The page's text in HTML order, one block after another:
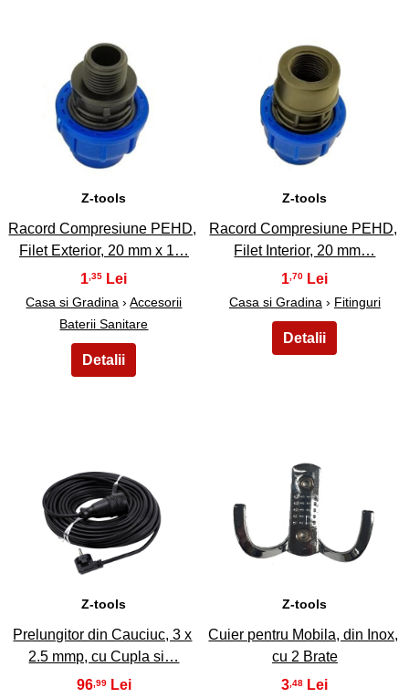
21
Z-tools
Racord Compresiune PEHD,
Filet Exterior, 20 mm x 1…
1,35
Casa si Gradina ›Accesorii
Baterii Sanitare
22
Z-tools
Racord Compresiune PEHD,
Filet Interior, 20 mm…
1,70
Casa si Gradina › Fitinguri
23
Z-tools
Prelungitor din Cauciuc, 3 x
2.5 mmp, cu Cupla si…
96,99
24
Z-tools
Cuier pentru Mobila, din Inox,
cu 2 Brate
3 ,48